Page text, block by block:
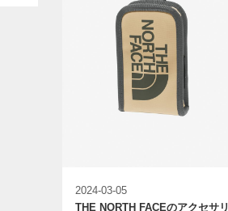
2024-03-05
THE NORTH FACEのアクセサリ